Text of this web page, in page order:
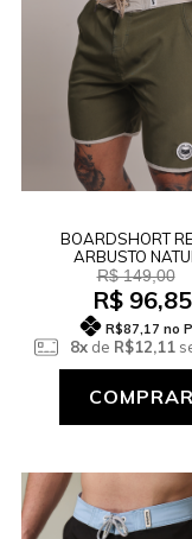
BOARDSHORT
ARBUSTO
R$ 149,00
R$ 96,85
R$87,17 no
8xde R$12,11
COMPRAR